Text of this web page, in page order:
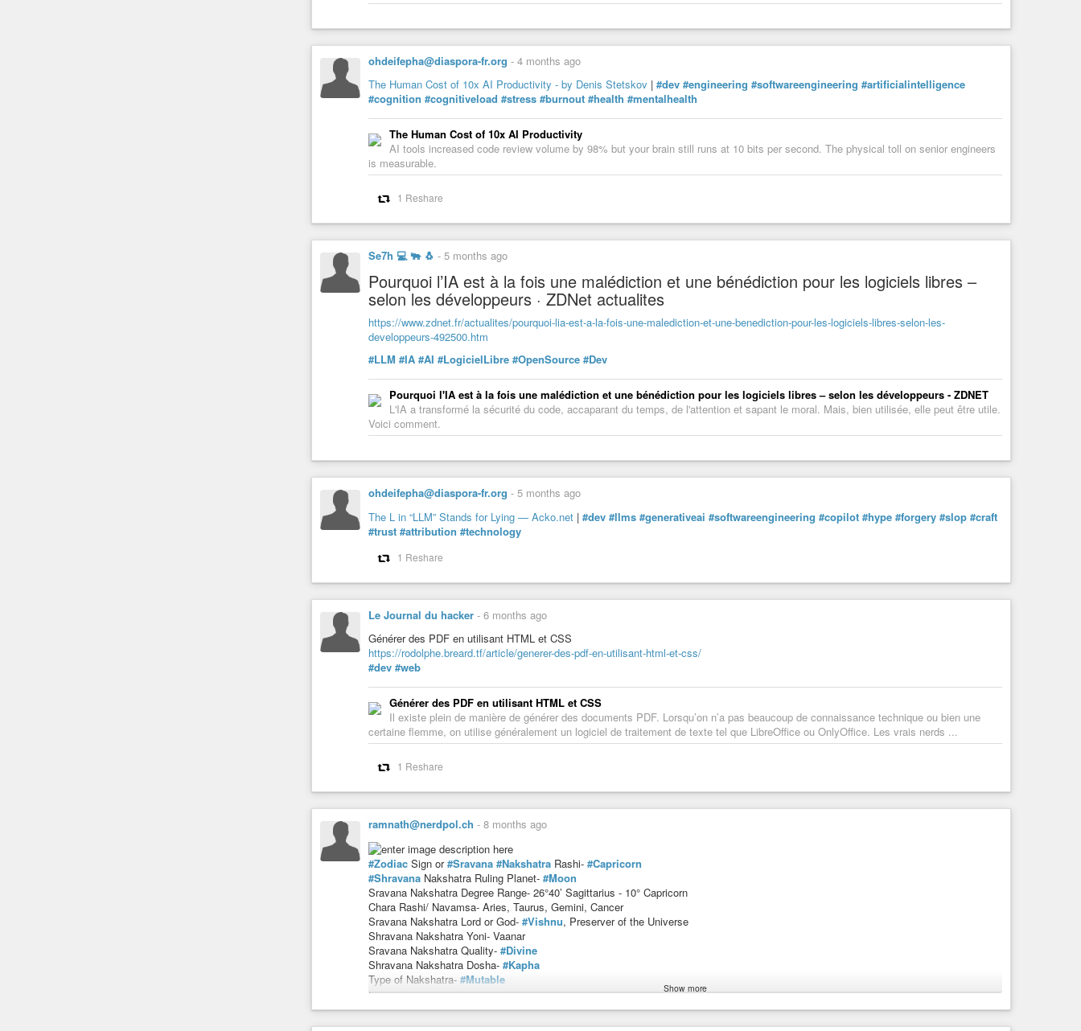
ohdeifepha@diaspora-fr.org - 4 months ago
The Human Cost of 10x AI Productivity - by Denis Stetskov | #dev #engineering #softwareengineering #artificialintelligence
#cognition #cognitiveload #stress #burnout #health #mentalhealth
The Human Cost of 10x AI Productivity
AI tools increased code review volume by 98% but your brain still runs at 10 bits per second. The physical toll on senior engineers
is measurable.
1 Reshare
Se7h 💻 🐃 🐧 - 5 months ago
Pourquoi l’IA est à la fois une malédiction et une bénédiction pour les logiciels libres –
selon les développeurs · ZDNet actualites
https://www.zdnet.fr/actualites/pourquoi-lia-est-a-la-fois-une-malediction-et-une-benediction-pour-les-logiciels-libres-selon-les-
developpeurs-492500.htm
#LLM #IA #AI #LogicielLibre #OpenSource #Dev
Pourquoi l'IA est à la fois une malédiction et une bénédiction pour les logiciels libres – selon les développeurs - ZDNET
L'IA a transformé la sécurité du code, accaparant du temps, de l'attention et sapant le moral. Mais, bien utilisée, elle peut être utile.
Voici comment.
ohdeifepha@diaspora-fr.org - 5 months ago
The L in “LLM” Stands for Lying — Acko.net | #dev #llms #generativeai #softwareengineering #copilot #hype #forgery #slop #craft
#trust #attribution #technology
1 Reshare
Le Journal du hacker - 6 months ago
Générer des PDF en utilisant HTML et CSS
https://rodolphe.breard.tf/article/generer-des-pdf-en-utilisant-html-et-css/
#dev #web
Générer des PDF en utilisant HTML et CSS
Il existe plein de manière de générer des documents PDF. Lorsqu’on n’a pas beaucoup de connaissance technique ou bien une
certaine flemme, on utilise généralement un logiciel de traitement de texte tel que LibreOffice ou OnlyOffice. Les vrais nerds ...
1 Reshare
ramnath@nerdpol.ch - 8 months ago
#Zodiac Sign or#Sravana #Nakshatra Rashi- #Capricorn
#Shravana Nakshatra Ruling Planet- #Moon
Sravana Nakshatra Degree Range- 26°40’ Sagittarius - 10° Capricorn
Chara Rashi/ Navamsa- Aries, Taurus, Gemini, Cancer
Sravana Nakshatra Lord or God- #Vishnu, Preserver of the Universe
Shravana Nakshatra Yoni- Vaanar
Sravana Nakshatra Quality- #Divine
Shravana Nakshatra Dosha- #Kapha
Type of Nakshatra- #Mutable
Sravana Nakshatra Dasha- 10 years
Shravana Nakshatra Numerical Potency- 22
Show more